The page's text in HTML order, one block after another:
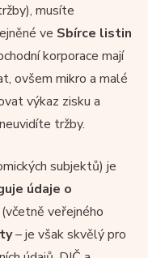
musíte
ve Sbírce listin
korporace mají
ovšem mikro a malé
výkaz zisku a
tržby.
subjektů) je
údaje o
veřejného
– je však skvělý pro